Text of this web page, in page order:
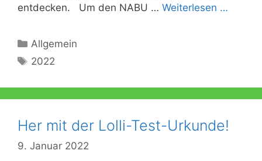
entdecken. Um den NABU … Weiterlesen …
Kategorien
Allgemein
Schlagwörter
2022
Her mit der Lolli-Test-Urkunde!
9. Januar 2022